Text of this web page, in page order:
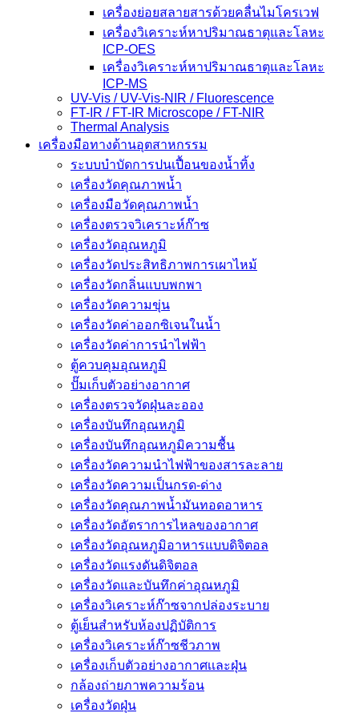
เครื่องย่อยสลายสารด้วยคลื่นไมโครเวฟ
เครื่องวิเคราะห์หาปริมาณธาตุและโลหะ
ICP-OES
เครื่องวิเคราะห์หาปริมาณธาตุและโลหะ
ICP-MS
UV-Vis / UV-Vis-NIR / Fluorescence
FT-IR / FT-IR Microscope / FT-NIR
Thermal Analysis
เครื่องมือทางด้านอุตสาหกรรม
ระบบบำบัดการปนเปื้อนของน้ำทิ้ง
เครื่องวัดคุณภาพน้ำ
เครื่องมือวัดคุณภาพน้ำ
เครื่องตรวจวิเคราะห์ก๊าซ
เครื่องวัดอุณหภูมิ
เครื่องวัดประสิทธิภาพการเผาไหม้
เครื่องวัดกลิ่นแบบพกพา
เครื่องวัดความขุ่น
เครื่องวัดค่าออกซิเจนในน้ำ
เครื่องวัดค่าการนำไฟฟ้า
ตู้ควบคุมอุณหภูมิ
ปั๊มเก็บตัวอย่างอากาศ
เครื่องตรวจวัดฝุ่นละออง
เครื่องบันทึกอุณหภูมิ
เครื่องบันทึกอุณหภูมิความชื้น
เครื่องวัดความนําไฟฟ้าของสารละลาย
เครื่องวัดความเป็นกรด-ด่าง
เครื่องวัดคุณภาพน้ำมันทอดอาหาร
เครื่องวัดอัตราการไหลของอากาศ
เครื่องวัดอุณหภูมิอาหารแบบดิจิตอล
เครื่องวัดแรงดันดิจิตอล
เครื่องวัดและบันทึกค่าอุณหภูมิ
เครื่องวิเคราะห์ก๊าซจากปล่องระบาย
ตู้เย็นสำหรับห้องปฏิบัติการ
เครื่องวิเคราะห์ก๊าซชีวภาพ
เครื่องเก็บตัวอย่างอากาศเเละฝุ่น
กล้องถ่ายภาพความร้อน
เครื่องวัดฝุ่น